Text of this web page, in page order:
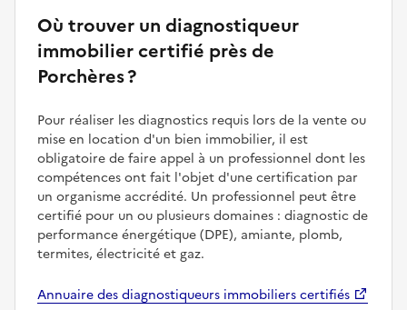
Où trouver un diagnostiqueur
immobilier certifié près de
Porchères ?
Pour réaliser les diagnostics requis lors de la vente ou
mise en location d'un bien immobilier, il est
obligatoire de faire appel à un professionnel dont les
compétences ont fait l'objet d'une certification par
un organisme accrédité. Un professionnel peut être
certifié pour un ou plusieurs domaines : diagnostic de
performance énergétique (DPE), amiante, plomb,
termites, électricité et gaz.
Annuaire des diagnostiqueurs immobiliers certifiés